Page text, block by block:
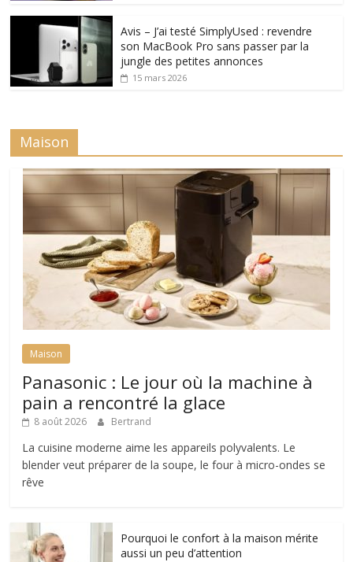
Avis – J’ai testé SimplyUsed : revendre
son MacBook Pro sans passer par la
jungle des petites annonces
15 mars 2026
Maison
Maison
Panasonic : Le jour où la machine à
pain a rencontré la glace
8 août 2026 Bertrand
La cuisine moderne aime les appareils polyvalents. Le
blender veut préparer de la soupe, le four à micro-ondes se
rêve
Pourquoi le confort à la maison mérite
aussi un peu d’attention